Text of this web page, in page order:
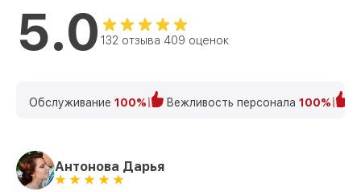
5.0 132 отзыва 409 оценок
Обслуживание 100% Вежливость персонала 100%
Антонова Дарья